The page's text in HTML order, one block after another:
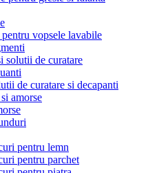
vopsele lavabile
solutii de curatare
de curatare si decapanti
amorse
pentru lemn
pentru parchet